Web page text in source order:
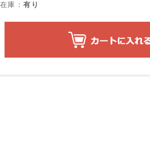
在庫：有り